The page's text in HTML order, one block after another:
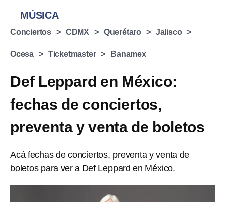
MÚSICA
Conciertos CDMX Querétaro Jalisco
Ocesa Ticketmaster Banamex
Def Leppard en México:
fechas de conciertos,
preventa y venta de boletos
Acá fechas de conciertos, preventa y venta de
boletos para ver a Def Leppard en México.